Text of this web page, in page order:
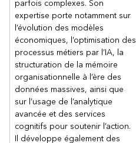
parfois complexes. Son
expertise porte notamment sur
l’évolution des modèles
économiques, l’optimisation des
processus métiers par l’IA, la
structuration de la mémoire
organisationnelle à l’ère des
données massives, ainsi que
sur l’usage de l’analytique
avancée et des services
cognitifs pour soutenir l’action.
Il développe également des